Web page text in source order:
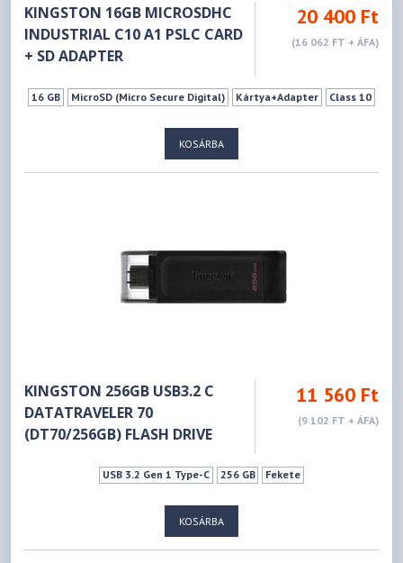
KINGSTON 16GB MICROSDHC
INDUSTRIAL C10 A1 PSLC CARD
+ SD ADAPTER
20 400 Ft
(16 062 FT + ÁFA)
16 GB MicroSD (Micro Secure Digital) Kártya+Adapter Class 10
KOSÁRBA
KINGSTON 256GB USB3.2 C
DATATRAVELER 70
(DT70/256GB) FLASH DRIVE
11 560 Ft
(9 102 FT + ÁFA)
USB 3.2 Gen 1 Type-C 256 GB Fekete
KOSÁRBA